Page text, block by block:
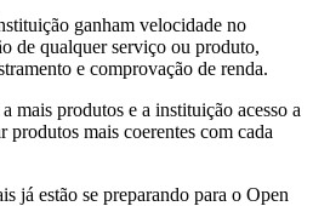
ganham velocidade no
de qualquer serviço ou produto,
e comprovação de renda.
mais produtos e a instituição acesso a
produtos mais coerentes com cada
já estão se preparando para o Open